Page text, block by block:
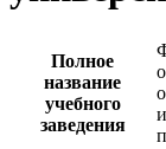
Полное
название
учебного
заведения